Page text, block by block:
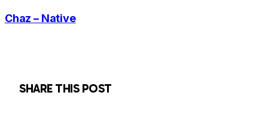
Chaz – Native
SHARE THIS POST